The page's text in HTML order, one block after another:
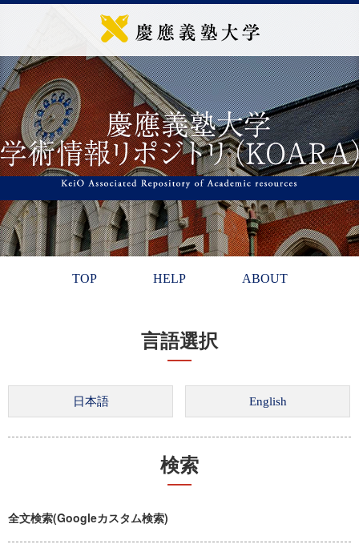
TOP HELP ABOUT
言語選択
検索
全文検索(Googleカスタム検索)